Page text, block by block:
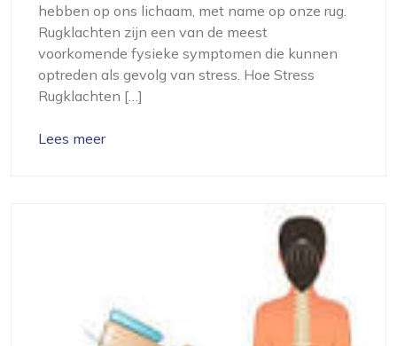
hebben op ons lichaam, met name op onze rug.
Rugklachten zijn een van de meest
voorkomende fysieke symptomen die kunnen
optreden als gevolg van stress. Hoe Stress
Rugklachten […]
Lees meer